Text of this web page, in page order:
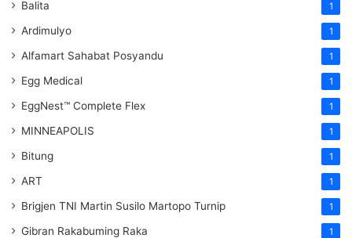
Balita 1
Ardimulyo 1
Alfamart Sahabat Posyandu 1
Egg Medical 1
EggNest™ Complete Flex 1
MINNEAPOLIS 1
Bitung 1
ART 1
Brigjen TNI Martin Susilo Martopo Turnip 1
Gibran Rakabuming Raka 1